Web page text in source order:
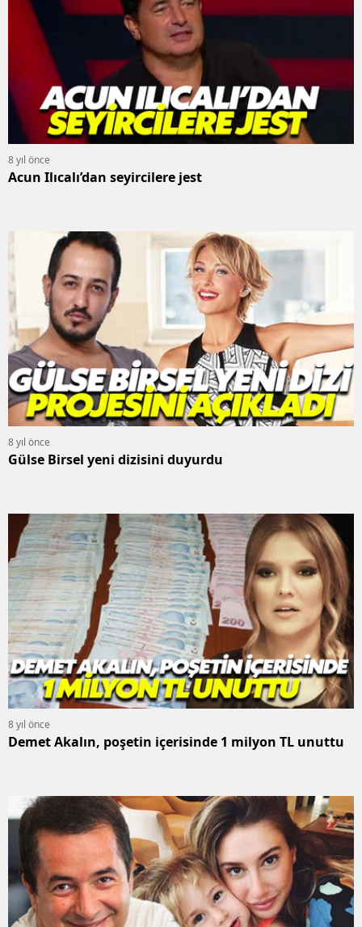
8 yıl önce
Acun Ilıcalı’dan seyircilere jest
8 yıl önce
Gülse Birsel yeni dizisini duyurdu
8 yıl önce
Demet Akalın, poşetin içerisinde 1 milyon TL unuttu